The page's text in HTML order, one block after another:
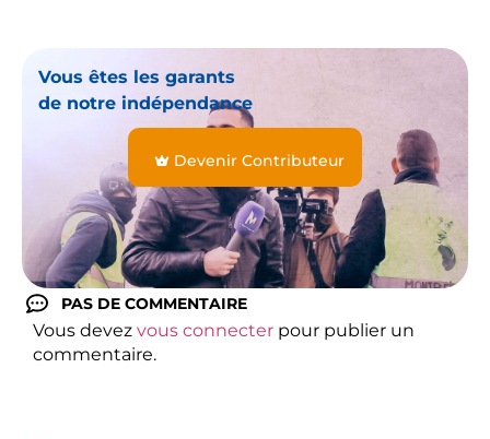
Vous êtes les garants
de notre indépendance
Devenir Contributeur
PAS DE COMMENTAIRE
Vous devez vous connecter pour publier un
commentaire.